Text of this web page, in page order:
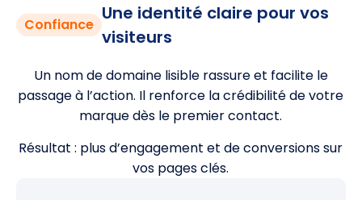
Confiance
Une identité claire pour vos
visiteurs
Un nom de domaine lisible rassure et facilite le
passage à l’action. Il renforce la crédibilité de votre
marque dès le premier contact.
Résultat : plus d’engagement et de conversions sur
vos pages clés.